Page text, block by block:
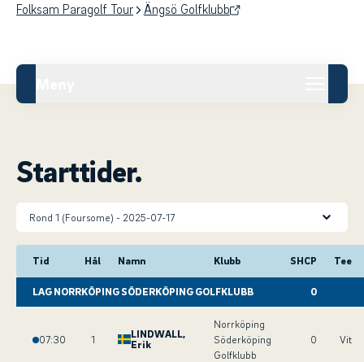
Folksam Paragolf Tour Ängsö Golfklubb
Starttider.
Tid Hål Namn Klubb SHCP Tee
LAG NORRKÖPING SÖDERKÖPING GOLFKLUBB 0
07:30 1 LINDWALL,
Erik
Norrköping
Söderköping
Golfklubb
0 Vit